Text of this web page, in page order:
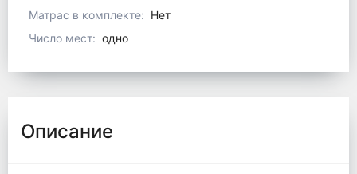
Матрас в комплекте: Нет
Число мест: одно
Описание